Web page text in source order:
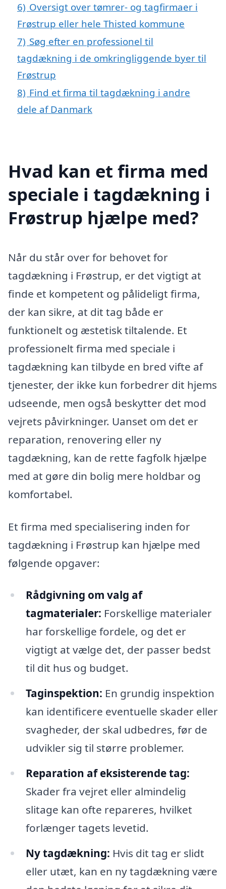
6) Oversigt over tømrer- og tagfirmaer i
Frøstrup eller hele Thisted kommune
7) Søg efter en professionel til
tagdækning i de omkringliggende byer til
Frøstrup
8) Find et firma til tagdækning i andre
dele af Danmark
Hvad kan et firma med
speciale i tagdækning i
Frøstrup hjælpe med?
Når du står over for behovet for
tagdækning i Frøstrup, er det vigtigt at
finde et kompetent og pålideligt firma,
der kan sikre, at dit tag både er
funktionelt og æstetisk tiltalende. Et
professionelt firma med speciale i
tagdækning kan tilbyde en bred vifte af
tjenester, der ikke kun forbedrer dit hjems
udseende, men også beskytter det mod
vejrets påvirkninger. Uanset om det er
reparation, renovering eller ny
tagdækning, kan de rette fagfolk hjælpe
med at gøre din bolig mere holdbar og
komfortabel.
Et firma med specialisering inden for
tagdækning i Frøstrup kan hjælpe med
følgende opgaver:
Rådgivning om valg af
tagmaterialer: Forskellige materialer
har forskellige fordele, og det er
vigtigt at vælge det, der passer bedst
til dit hus og budget.
Taginspektion: En grundig inspektion
kan identificere eventuelle skader eller
svagheder, der skal udbedres, før de
udvikler sig til større problemer.
Reparation af eksisterende tag:
Skader fra vejret eller almindelig
slitage kan ofte repareres, hvilket
forlænger tagets levetid.
Ny tagdækning: Hvis dit tag er slidt
eller utæt, kan en ny tagdækning være